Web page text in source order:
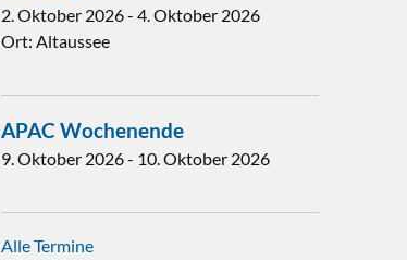
2. Oktober 2026- 4. Oktober 2026
Ort: Altaussee
APAC Wochenende
9. Oktober 2026- 10. Oktober 2026
Alle Termine